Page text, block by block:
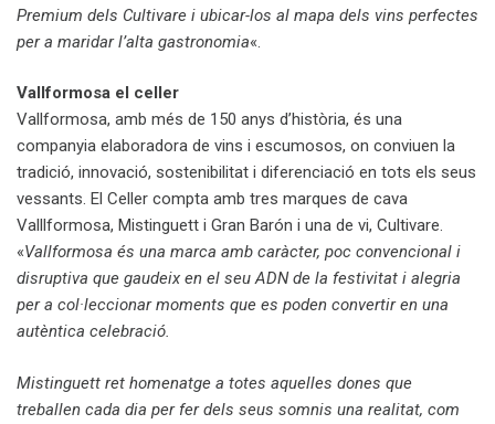
Premium dels Cultivare i ubicar-los al mapa dels vins perfectes
per a maridar l’alta gastronomia«.
Vallformosa el celler
Vallformosa, amb més de 150 anys d’història, és una
companyia elaboradora de vins i escumosos, on conviuen la
tradició, innovació, sostenibilitat i diferenciació en tots els seus
vessants. El Celler compta amb tres marques de cava
Valllformosa, Mistinguett i Gran Barón i una de vi, Cultivare.
«Vallformosa és una marca amb caràcter, poc convencional i
disruptiva que gaudeix en el seu ADN de la festivitat i alegria
per a col·leccionar moments que es poden convertir en una
autèntica celebració.
Mistinguett ret homenatge a totes aquelles dones que
treballen cada dia per fer dels seus somnis una realitat, com